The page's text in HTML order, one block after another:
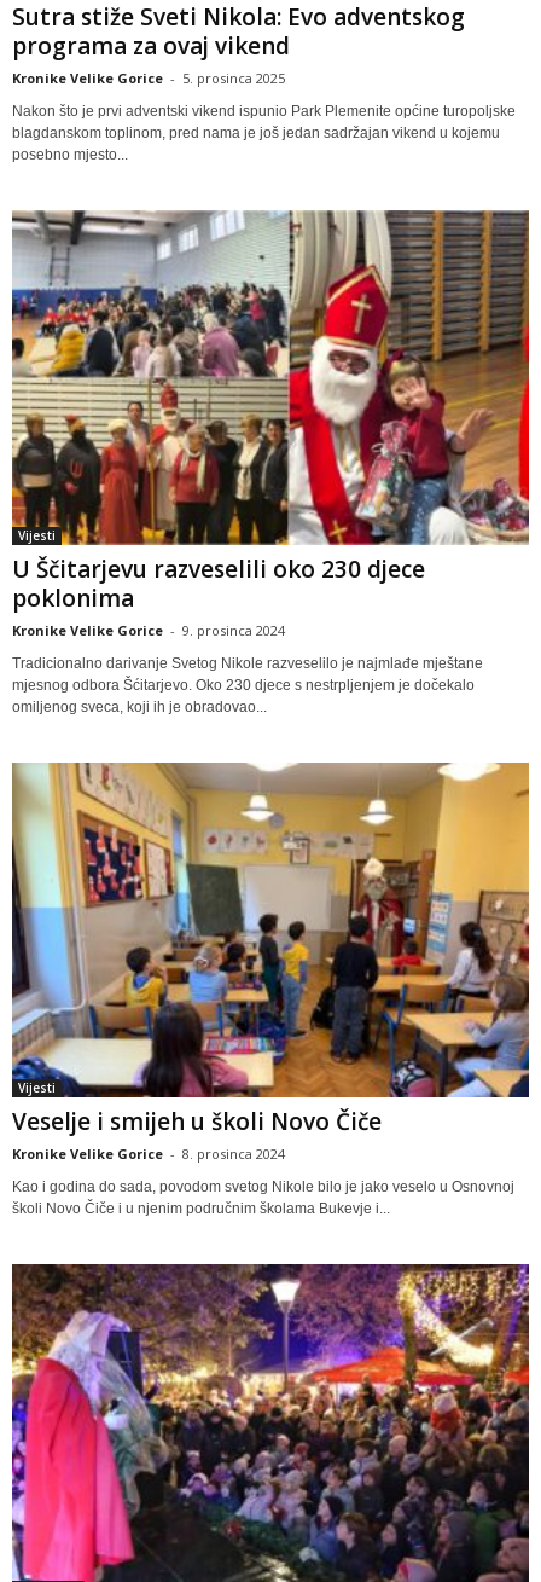
Sutra stiže Sveti Nikola: Evo adventskog
programa za ovaj vikend
Kronike Velike Gorice - 5. prosinca 2025
Nakon što je prvi adventski vikend ispunio Park Plemenite općine turopoljske
blagdanskom toplinom, pred nama je još jedan sadržajan vikend u kojemu
posebno mjesto...
Vijesti
U Ščitarjevu razveselili oko 230 djece
poklonima
Kronike Velike Gorice - 9. prosinca 2024
Tradicionalno darivanje Svetog Nikole razveselilo je najmlađe mještane
mjesnog odbora Šćitarjevo. Oko 230 djece s nestrpljenjem je dočekalo
omiljenog sveca, koji ih je obradovao...
Vijesti
Veselje i smijeh u školi Novo Čiče
Kronike Velike Gorice - 8. prosinca 2024
Kao i godina do sada, povodom svetog Nikole bilo je jako veselo u Osnovnoj
školi Novo Čiče i u njenim područnim školama Bukevje i...